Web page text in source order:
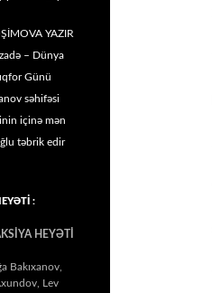
YAZIR
– Dünya
Günü
səhifəsi
içinə mən
təbrik edir
:
HEYƏTİ
Bakıxanov,
Lev